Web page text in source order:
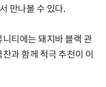
만나볼 수 있다.
티에는 돼지바 블랙 관
과 함께 적극 추천이 이